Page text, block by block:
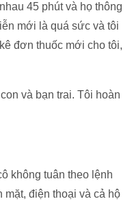
45 phút và họ thông
mới là quá sức và tôi
đơn thuốc mới cho tôi,
và bạn trai. Tôi hoàn
không tuân theo lệnh
mặt, điện thoại và cả hộ